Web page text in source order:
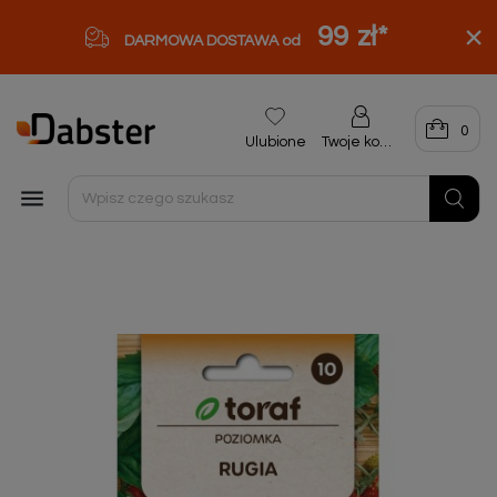
DARMOWA DOSTAWA od 99 zł*

Ulubione Twoje konto
0